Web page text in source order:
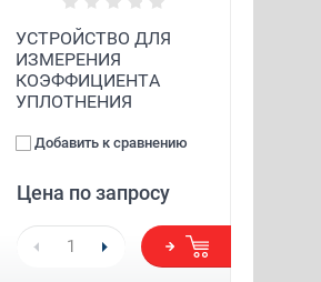
УСТРОЙСТВО ДЛЯ
ИЗМЕРЕНИЯ
КОЭФФИЦИЕНТА
УПЛОТНЕНИЯ
Добавить к сравнению
Цена по запросу